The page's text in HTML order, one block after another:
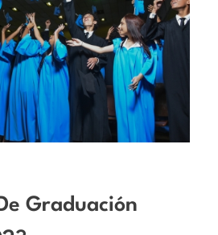
Graduación